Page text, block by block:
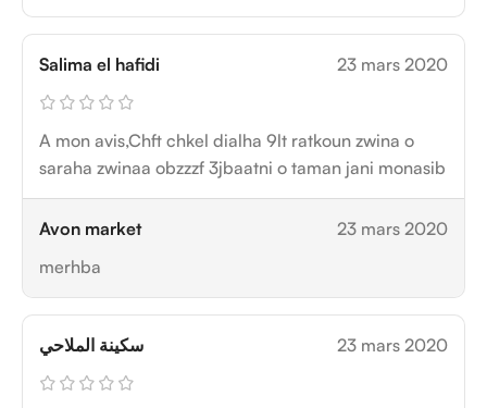
Salima el hafidi 23 mars 2020
A mon avis,Chft chkel dialha 9lt ratkoun zwina o
saraha zwinaa obzzzf 3jbaatni o taman jani monasib
Avon market
23 mars 2020
merhba
سكينة الملاحي 23 mars 2020